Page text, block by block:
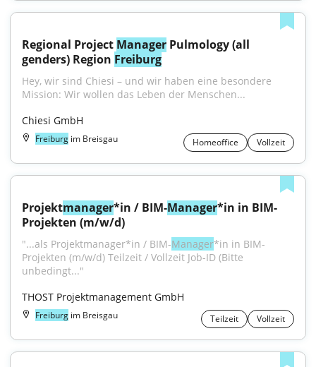
Regional Project Manager Pulmology (all
genders) Region Freiburg
Hey, wir sind Chiesi – und wir haben eine besondere
Mission: Wir wollen das Leben der Menschen...
Chiesi GmbH
Freiburg im Breisgau Homeoffice Vollzeit
Projektmanager*in / BIM-Manager*in in BIM-
Projekten (m/w/d)
"...als Projektmanager*in / BIM-Manager*in in BIM-
Projekten (m/w/d) Teilzeit / Vollzeit Job-ID (Bitte
unbedingt..."
THOST Projektmanagement GmbH
Freiburg im Breisgau Teilzeit Vollzeit